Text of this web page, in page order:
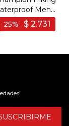
Men -
- Negro-Gris
$ 2.731
25